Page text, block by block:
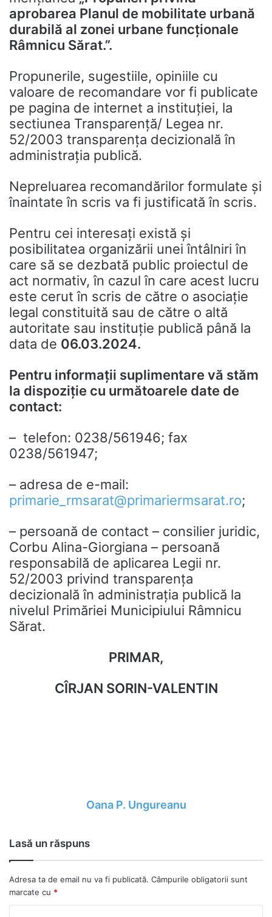
aprobarea Planul de mobilitate urbană
durabilă al zonei urbane funcționale
Râmnicu Sărat.”.
Propunerile, sugestiile, opiniile cu
valoare de recomandare vor fi publicate
pe pagina de internet a instituţiei, la
sectiunea Transparență/ Legea nr.
52/2003 transparența decizională în
administrația publică.
Nepreluarea recomandărilor formulate şi
înaintate în scris va fi justificată în scris.
Pentru cei interesaţi există şi
posibilitatea organizării unei întâlniri în
care să se dezbată public proiectul de
act normativ, în cazul în care acest lucru
este cerut în scris de către o asociaţie
legal constituită sau de către o altă
autoritate sau instituţie publică până la
data de 06.03.2024.
Pentru informaţii suplimentare vă stăm
la dispoziţie cu următoarele date de
contact:
– telefon: 0238/561946; fax
0238/561947;
– adresa de e-mail:
primarie_rmsarat@primariermsarat.ro;
– persoană de contact – consilier juridic,
Corbu Alina-Giorgiana – persoană
responsabilă de aplicarea Legii nr.
52/2003 privind transparenţa
decizională în administraţia publică la
nivelul Primăriei Municipiului Râmnicu
Sărat.
PRIMAR,
CÎRJAN SORIN-VALENTIN
Oana P. Ungureanu
Lasă un răspuns
Adresa ta de email nu va fi publicată. Câmpurile obligatorii sunt
marcate cu *